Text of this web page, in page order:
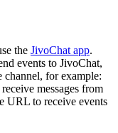
the JivoChat app.
events to JivoChat,
for example:
messages from
URL to receive events